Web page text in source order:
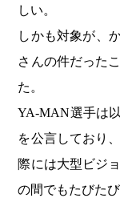
しい。
しかも対象が、
さんの件だった
た。
YA-MAN選手は
を公言しており
際には大型ビジ
の間でもたびた